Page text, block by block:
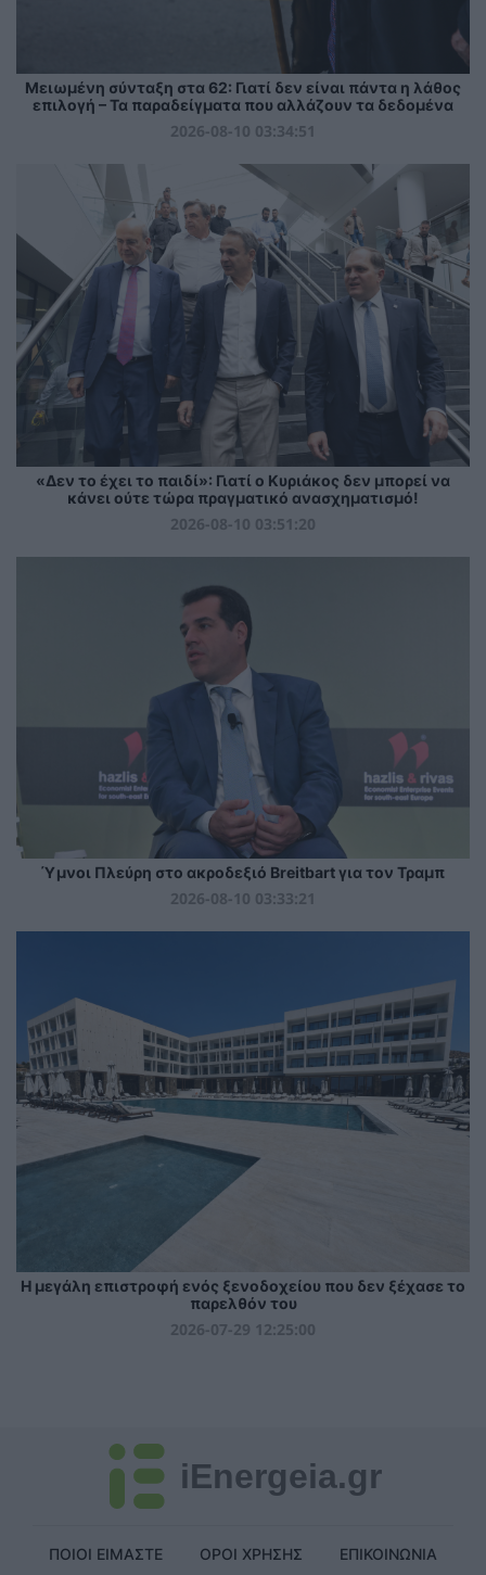
Μειωμένη σύνταξη στα 62: Γιατί δεν είναι πάντα η λάθος
επιλογή – Τα παραδείγματα που αλλάζουν τα δεδομένα
2026-08-10 03:34:51
«Δεν το έχει το παιδί»: Γιατί ο Κυριάκος δεν μπορεί να
κάνει ούτε τώρα πραγματικό ανασχηματισμό!
2026-08-10 03:51:20
Ύμνοι Πλεύρη στο ακροδεξιό Breitbart για τον Τραμπ
2026-08-10 03:33:21
Η μεγάλη επιστροφή ενός ξενοδοχείου που δεν ξέχασε το
παρελθόν του
2026-07-29 12:25:00
iEnergeia.gr
ΠΟΙΟΙ ΕΙΜΑΣΤΕ ΟΡΟΙ ΧΡΗΣΗΣ ΕΠΙΚΟΙΝΩΝΙΑ